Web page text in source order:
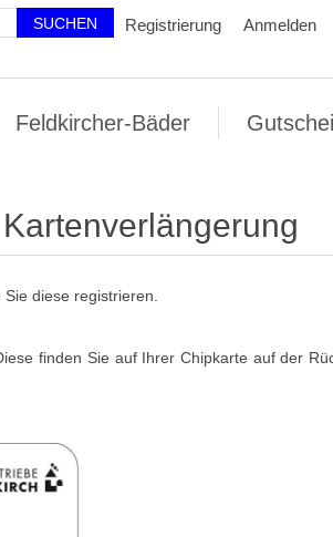
Registrierung Anmelden
Feldkircher-Bäder
diese registrieren.
finden Sie auf Ihrer Chipkarte auf der